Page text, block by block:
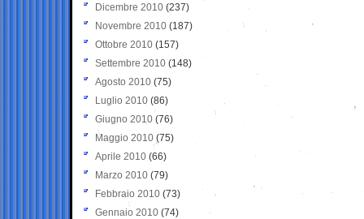
Dicembre 2010 (237)
Novembre 2010 (187)
Ottobre 2010 (157)
Settembre 2010 (148)
Agosto 2010 (75)
Luglio 2010 (86)
Giugno 2010 (76)
Maggio 2010 (75)
Aprile 2010 (66)
Marzo 2010 (79)
Febbraio 2010 (73)
Gennaio 2010 (74)